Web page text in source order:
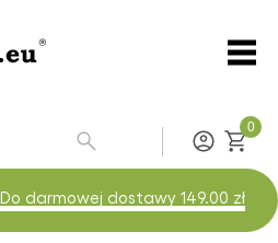
Zaloguj
0
Do darmowej dostawy 149.00 zł